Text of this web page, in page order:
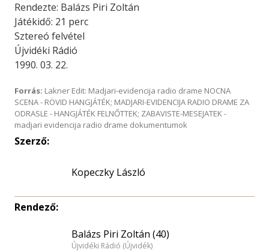
Rendezte: Balázs Piri Zoltán
Játékidő: 21 perc
Sztereó felvétel
Újvidéki Rádió
1990. 03. 22.
Forrás: Lakner Edit: Madjari-evidencija radio drame NOCNA
SCENA - RÖVID HANGJÁTÉK; MADJARI-EVIDENCIJA RADIO DRAME ZA
ODRASLE - HANGJÁTÉK FELNŐTTEK; ZABAVISTE-MESEJATEK -
madjari evidencija radio drame dokumentumok
Szerző:
Kopeczky László
Rendező:
Balázs Piri Zoltán (40)
Újvidéki Rádió (Újvidék)